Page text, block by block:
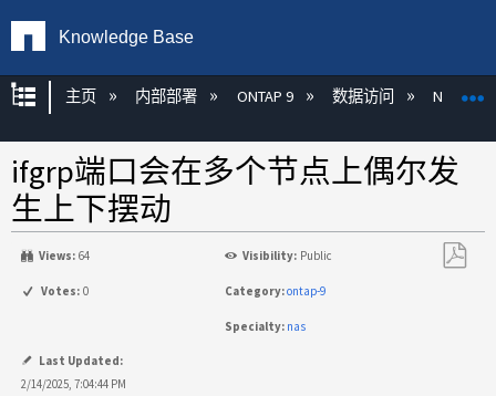
Knowledge Base
扩展/隐缩全局层次
主页 内部部署 ONTAP 9 数据访问 NAS
ifgrp端口会在多个节点上偶尔发
生上下摆动
Views: 64 Visibility: Public
Votes: 0 Category:ontap-9
Specialty: nas
Last Updated:
2/14/2025, 7:04:44 PM